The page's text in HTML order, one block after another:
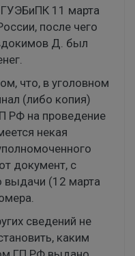
ГУЭБиПК 11 марта
после чего
Д. был
что, в уголовном
(либо копия)
РФ на проведение
некая
документ, с
выдачи (12 марта
сведений не
каким